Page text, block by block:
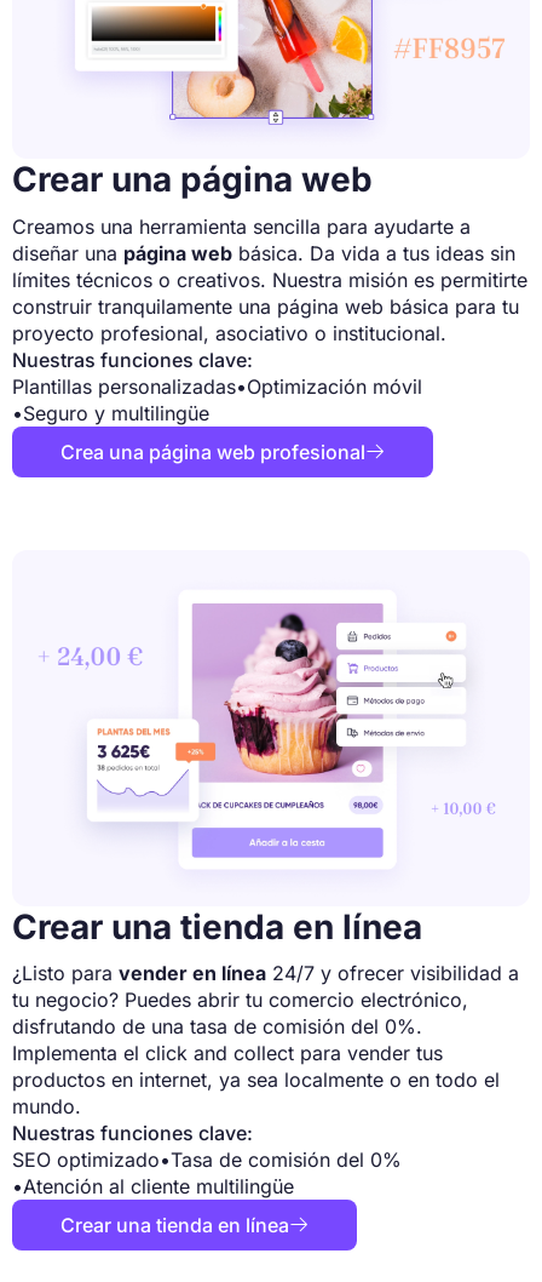
Crear una página web
Creamos una herramienta sencilla para ayudarte a
diseñar una página web básica. Da vida a tus ideas sin
límites técnicos o creativos. Nuestra misión es permitirte
construir tranquilamente una página web básica para tu
proyecto profesional, asociativo o institucional.
Nuestras funciones clave:
Plantillas personalizadas•Optimización móvil
•Seguro y multilingüe

Crea una página web profesional
Crear una tienda en línea
¿Listo para vender en línea 24/7 y ofrecer visibilidad a
tu negocio? Puedes abrir tu comercio electrónico,
disfrutando de una tasa de comisión del 0%.
Implementa el click and collect para vender tus
productos en internet, ya sea localmente o en todo el
mundo.
Nuestras funciones clave:
SEO optimizado•Tasa de comisión del 0%
•Atención al cliente multilingüe

Crear una tienda en línea